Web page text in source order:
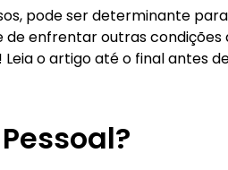
privado?
Qual a melhor opção?
ser aprovada?
pode ser determinante
de enfrentar outras condições
o artigo até o final antes